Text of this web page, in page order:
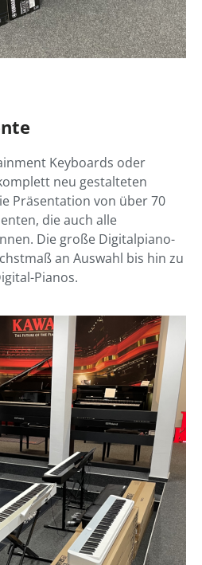
Keyboards oder
neu gestalteten
Präsentation von über 70
die auch alle
Die große Digitalpiano-
an Auswahl bis hin zu
Pianos.